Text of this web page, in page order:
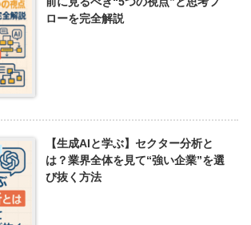
ローを完全解説
【生成AIと学ぶ】セクター分析と
は？業界全体を見て“強い企業”を選
び抜く方法